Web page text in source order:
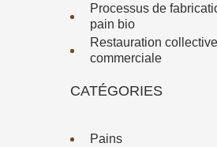
Processus de
pain bio
Restauration
commerciale
CATÉGORIES
Pains